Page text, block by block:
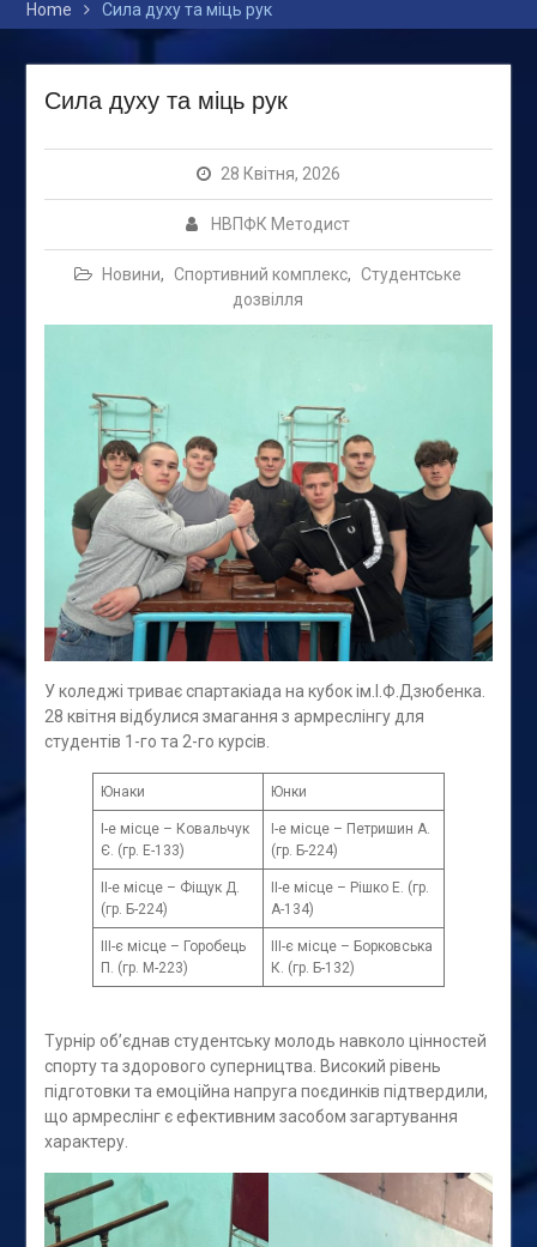
Home Сила духу та міць рук
Сила духу та міць рук
28 Квітня, 2026
НВПФК Методист
Новини, Спортивний комплекс, Студентське
дозвілля
У коледжі триває спартакіада на кубок ім.І.Ф.Дзюбенка.
28 квітня відбулися змагання з армреслінгу для
студентів 1-го та 2-го курсів.
Юнаки Юнки
І-е місце – Ковальчук
Є. (гр. Е-133)
І-е місце – Петришин А.
(гр. Б-224)
ІІ-е місце – Фіщук Д.
(гр. Б-224)
ІІ-е місце – Рішко Е. (гр.
А-134)
ІІІ-є місце – Горобець
П. (гр. М-223)
ІІІ-є місце – Борковська
К. (гр. Б-132)
Турнір об’єднав студентську молодь навколо цінностей
спорту та здорового суперництва. Високий рівень
підготовки та емоційна напруга поєдинків підтвердили,
що армреслінг є ефективним засобом загартування
характеру.